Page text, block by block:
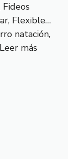
Flexible…
natación,
Leer más